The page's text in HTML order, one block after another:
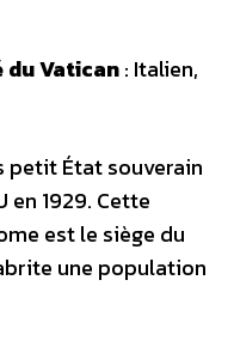
du Vatican: Italien,
petit État souverain
en 1929. Cette
est le siège du
une population